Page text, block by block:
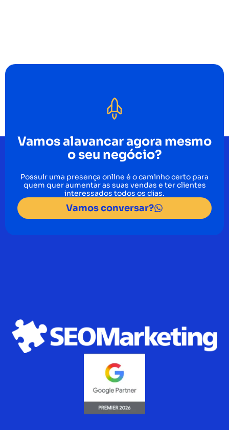
Vamos alavancar agora mesmo
o seu negócio?
Possuir uma presença online é o caminho certo para
quem quer aumentar as suas vendas e ter clientes
interessados todos os dias.
Vamos conversar?